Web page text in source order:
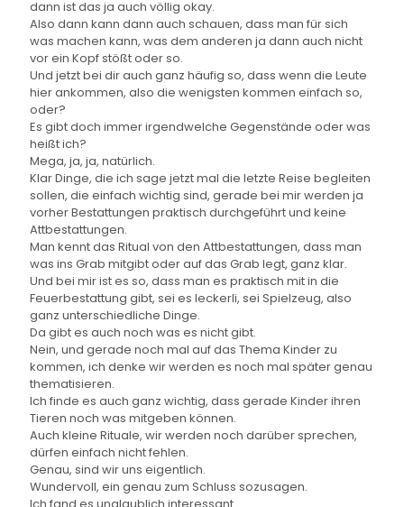
dann ist das ja auch völlig okay.
Also dann kann dann auch schauen, dass man für sich
was machen kann, was dem anderen ja dann auch nicht
vor ein Kopf stößt oder so.
Und jetzt bei dir auch ganz häufig so, dass wenn die Leute
hier ankommen, also die wenigsten kommen einfach so,
oder?
Es gibt doch immer irgendwelche Gegenstände oder was
heißt ich?
Mega, ja, ja, natürlich.
Klar Dinge, die ich sage jetzt mal die letzte Reise begleiten
sollen, die einfach wichtig sind, gerade bei mir werden ja
vorher Bestattungen praktisch durchgeführt und keine
Attbestattungen.
Man kennt das Ritual von den Attbestattungen, dass man
was ins Grab mitgibt oder auf das Grab legt, ganz klar.
Und bei mir ist es so, dass man es praktisch mit in die
Feuerbestattung gibt, sei es leckerli, sei Spielzeug, also
ganz unterschiedliche Dinge.
Da gibt es auch noch was es nicht gibt.
Nein, und gerade noch mal auf das Thema Kinder zu
kommen, ich denke wir werden es noch mal später genau
thematisieren.
Ich finde es auch ganz wichtig, dass gerade Kinder ihren
Tieren noch was mitgeben können.
Auch kleine Rituale, wir werden noch darüber sprechen,
dürfen einfach nicht fehlen.
Genau, sind wir uns eigentlich.
Wundervoll, ein genau zum Schluss sozusagen.